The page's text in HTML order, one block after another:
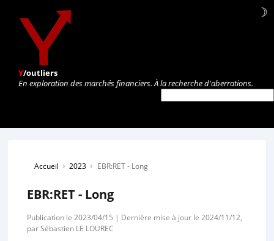
☽
Y/outliers
En exploration des marchés financiers. À la recherche d'aberrations.
Accueil › 2023 › EBR:RET - Long
EBR:RET - Long
Publication le 2023/04/15 | Dernière mise à jour le 2024/11/12,
par Sébastien LE LOUREC